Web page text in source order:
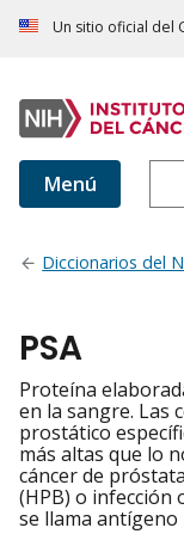
Un sitio oficial del
Menú
Diccionarios del
PSA
Proteína
en la sangre. Las
prostático
más altas que lo
cáncer de
(HPB) o infección
se llama